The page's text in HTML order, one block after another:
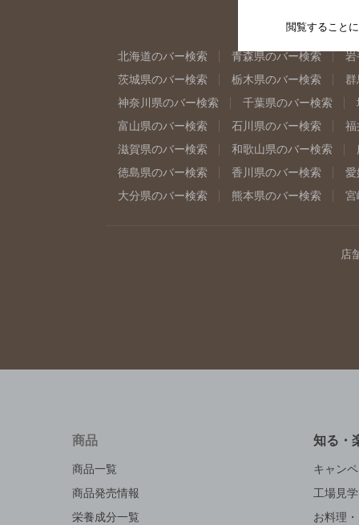
北海道のバー検索 青森県のバー検索 岩
茨城県のバー検索
栃木県のバー検索
神奈川県のバー検索
千葉県のバー検索
富山県のバー検索
石川県のバー検索 福
滋賀県のバー検索
和歌山県のバー検索
徳島県のバー検索
香川県のバー検索 愛
大分県のバー検索
熊本県のバー検索 宮
店
商品
商品一覧
商品発売情報
栄養成分一覧
知る・
キャン
工場見学
お料理
閲覧することに